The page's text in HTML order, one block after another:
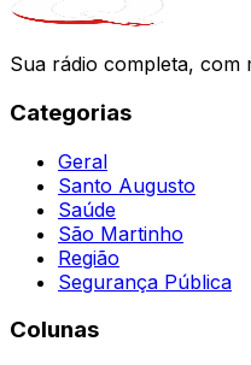
Sua rádio completa, com
Categorias
Geral
Santo Augusto
Saúde
São Martinho
Região
Segurança Pública
Colunas